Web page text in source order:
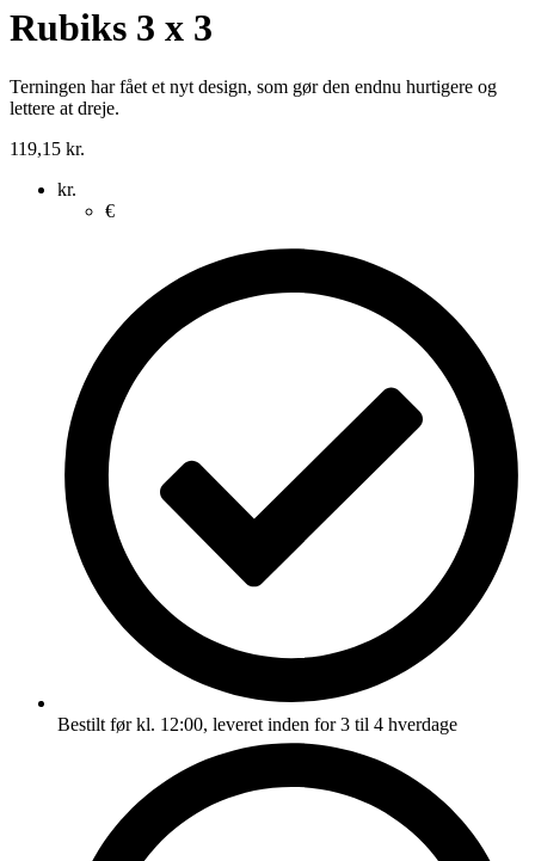
Rubiks 3 x 3
Terningen har fået et nyt design, som gør den endnu hurtigere og
lettere at dreje.
119,15 kr.
kr.
€
Bestilt før kl. 12:00, leveret inden for 3 til 4 hverdage